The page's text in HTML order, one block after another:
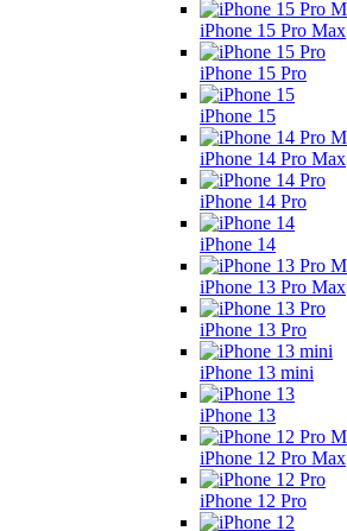
iPhone 15 Pro Max
iPhone 15 Pro
iPhone 15
iPhone 14 Pro Max
iPhone 14 Pro
iPhone 14
iPhone 13 Pro Max
iPhone 13 Pro
iPhone 13 mini
iPhone 13
iPhone 12 Pro Max
iPhone 12 Pro